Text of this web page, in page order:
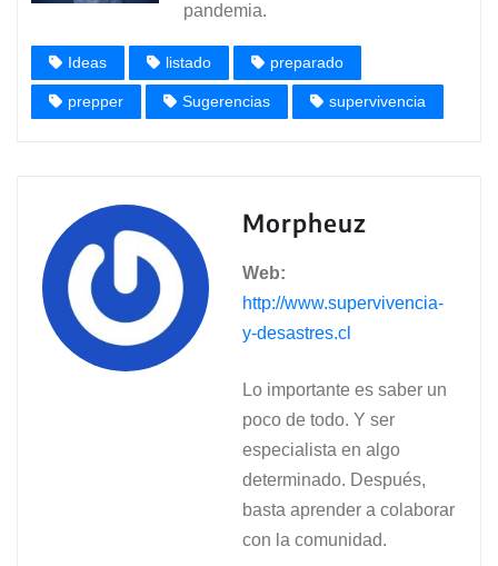
pandemia.
Ideas listado preparado
prepper Sugerencias supervivencia
Morpheuz
Web:
http://www.supervivencia-
y-desastres.cl
Lo importante es saber un
poco de todo. Y ser
especialista en algo
determinado. Después,
basta aprender a colaborar
con la comunidad.